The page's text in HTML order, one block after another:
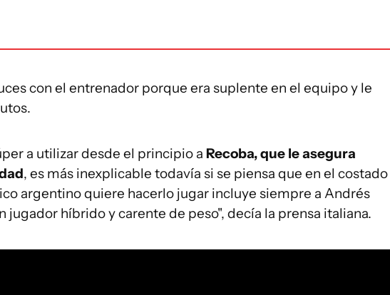
con el entrenador porque era suplente en el equipo y le
a utilizar desde el principio a Recoba, que le asegura
, es más inexplicable todavía si se piensa que en el costado
argentino quiere hacerlo jugar incluye siempre a Andrés
híbrido y carente de peso", decía la prensa italiana.